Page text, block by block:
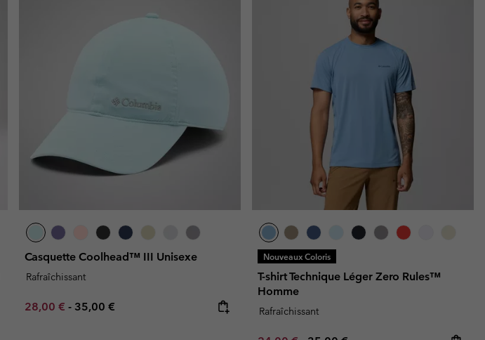
Casquette Coolhead™ III Unisexe
Rafraîchissant
Minimum sale price:
28,00 € - Maximum price:
35,00 €
Nouveaux Coloris
T-shirt Technique Léger Zero Rules™
Homme
Rafraîchissant